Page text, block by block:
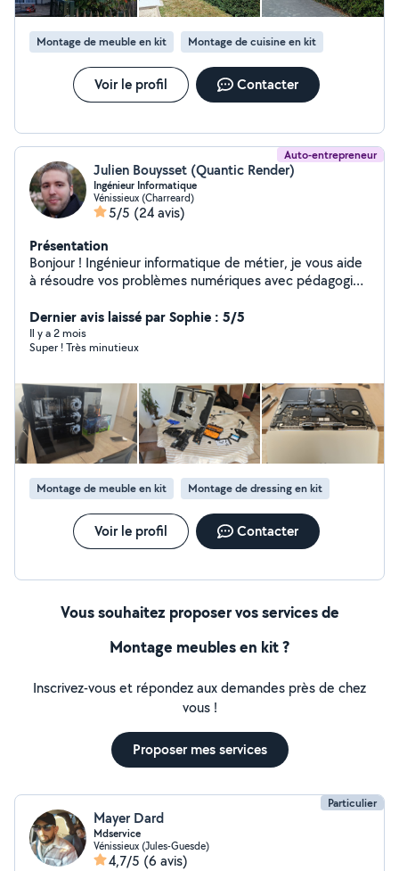
Montage de meuble en kit Montage de cuisine en kit
Voir le profil Contacter
Auto-entrepreneur
Julien Bouysset (Quantic Render)
Ingénieur Informatique
Vénissieux (Charreard)
5/5 (24 avis)
Présentation
Bonjour ! Ingénieur informatique de métier, je vous aide
à résoudre vos problèmes numériques avec pédagogie.
sur tout le bassin lyonnais. ️ MES SERVICES : Dépannage :
PC lent, virus, bugs, nettoyage, réinstallation
Windows/Mac. Matériel : Montage PC sur mesure
SSD). Accompagnement : Installation domotique,
conseils d'achat, prise en main. Pros : Réseaux, serveurs,
hébergement web (facture sur demande, entreprise
déclarée). Véhiculé, je me déplace chez vous ou en
entreprise, en semaine et le week-end. Le travail est
toujours soigné et expliqué clairement. TARIFS : Main-
d'œuvre : 20/heure Déplacement : 10 (forfait fixe)
Contactez-moi pour m'expliquer votre besoin, je
réponds rapidement ! Julien
Dernier avis laissé par Sophie : 5/5
Il y a 2 mois
Super ! Très minutieux
Montage de meuble en kit Montage de dressing en kit
Voir le profil Contacter
Vous souhaitez proposer vos services de
Montage meubles en kit ?
Inscrivez-vous et répondez aux demandes près de chez
vous !
Proposer mes services
Particulier
Mayer Dard
Mdservice
Vénissieux (Jules-Guesde)
4,7/5 (6 avis)